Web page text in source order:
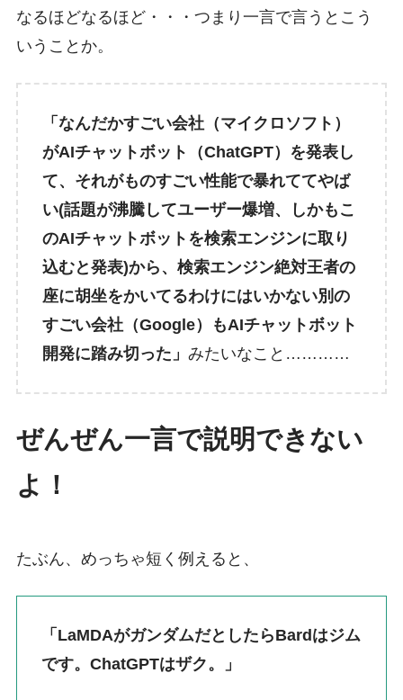
なるほどなるほど・・・つまり一言で言うとこう
いうことか。
「なんだかすごい会社（マイクロソフト）
がAIチャットボット（ChatGPT）を発表し
て、それがものすごい性能で暴れててやば
い(話題が沸騰してユーザー爆増、しかもこ
のAIチャットボットを検索エンジンに取り
込むと発表)から、検索エンジン絶対王者の
座に胡坐をかいてるわけにはいかない別の
すごい会社（Google）もAIチャットボット
開発に踏み切った」 みたいなこと…………
ぜんぜん一言で説明できない
よ！
たぶん、めっちゃ短く例えると、
「LaMDAがガンダムだとしたらBardはジム
です。ChatGPTはザク。」